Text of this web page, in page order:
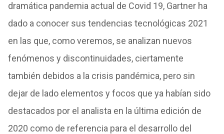
dramática pandemia actual de Covid 19, Gartner ha
dado a conocer sus tendencias tecnológicas 2021
en las que, como veremos, se analizan nuevos
fenómenos y discontinuidades, ciertamente
también debidos a la crisis pandémica, pero sin
dejar de lado elementos y focos que ya habían sido
destacados por el analista en la última edición de
2020 como de referencia para el desarrollo del